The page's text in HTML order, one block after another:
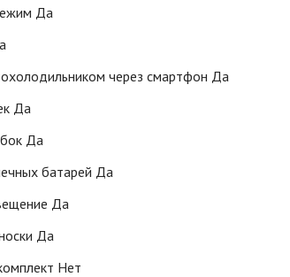
Да
через смартфон Да
Да
Да
батарей Да
Да
Да
Нет